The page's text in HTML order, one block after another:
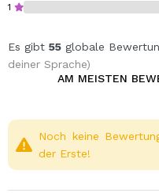
1
Es gibt 55 globale
deiner Sprache)
AM MEISTEN
Noch keine
der Erste!